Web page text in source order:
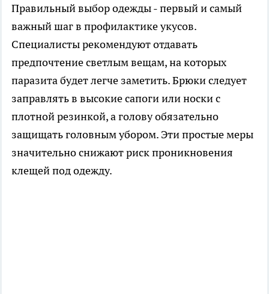
Правильный выбор одежды - первый и самый
важный шаг в профилактике укусов.
Специалисты рекомендуют отдавать
предпочтение светлым вещам, на которых
паразита будет легче заметить. Брюки следует
заправлять в высокие сапоги или носки с
плотной резинкой, а голову обязательно
защищать головным убором. Эти простые меры
значительно снижают риск проникновения
клещей под одежду.